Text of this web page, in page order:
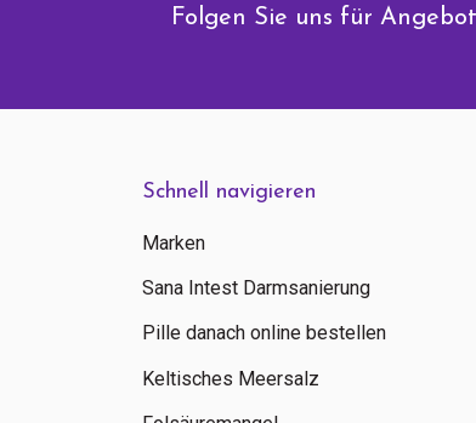
Folgen Sie uns für
Schnell navigieren
Marken
Sana Intest Darmsanierung
Pille danach online bestellen
Keltisches Meersalz